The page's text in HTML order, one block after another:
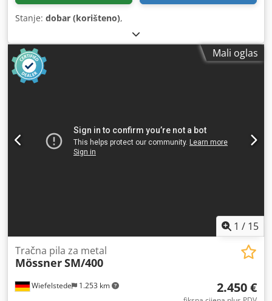
Stanje: dobar (korišteno),
Mali oglas
1 / 15
Wiefelstede 1.253 km
Tračna pila za metal
MössnerSM/400
2.450 €